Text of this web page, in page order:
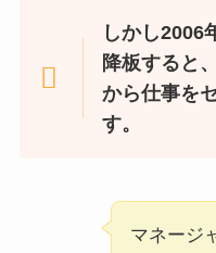
しかし2006
降板すると
から仕事を
す。
マネージ